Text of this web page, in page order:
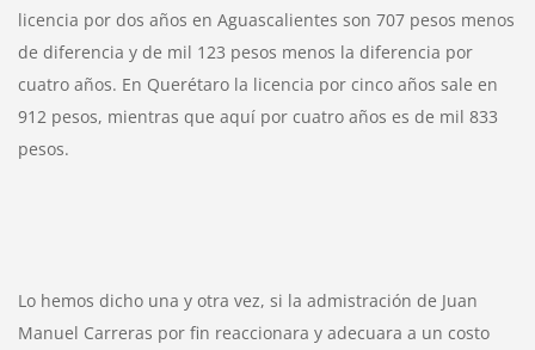
licencia por dos años en Aguascalientes son 707 pesos menos
de diferencia y de mil 123 pesos menos la diferencia por
cuatro años. En Querétaro la licencia por cinco años sale en
912 pesos, mientras que aquí por cuatro años es de mil 833
pesos.
Lo hemos dicho una y otra vez, si la admistración de Juan
Manuel Carreras por fin reaccionara y adecuara a un costo